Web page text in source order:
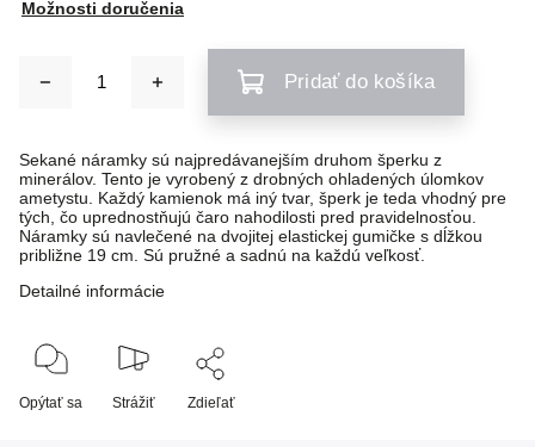
Možnosti doručenia
Pridať do košíka
Sekané náramky sú najpredávanejším druhom šperku z
minerálov. Tento je vyrobený z drobných ohladených úlomkov
ametystu. Každý kamienok má iný tvar, šperk je teda vhodný pre
tých, čo uprednostňujú čaro nahodilosti pred pravidelnosťou.
Náramky sú navlečené na dvojitej elastickej gumičke s dĺžkou
približne 19 cm. Sú pružné a sadnú na každú veľkosť.
Detailné informácie
Opýtať sa Strážiť Zdieľať